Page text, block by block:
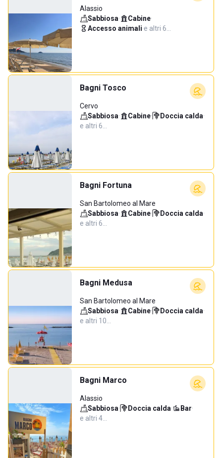
Alassio
Sabbiosa· Cabine·
Accesso animali·e altri 6…
Bagni Tosco
Cervo
Sabbiosa· Cabine· Doccia calda·
e altri 6…
Bagni Fortuna
San Bartolomeo al Mare
Sabbiosa· Cabine· Doccia calda·
e altri 6…
Bagni Medusa
San Bartolomeo al Mare
Sabbiosa· Cabine· Doccia calda·
e altri 10…
Bagni Marco
Alassio
Sabbiosa· Doccia calda· Bar·
e altri 4…